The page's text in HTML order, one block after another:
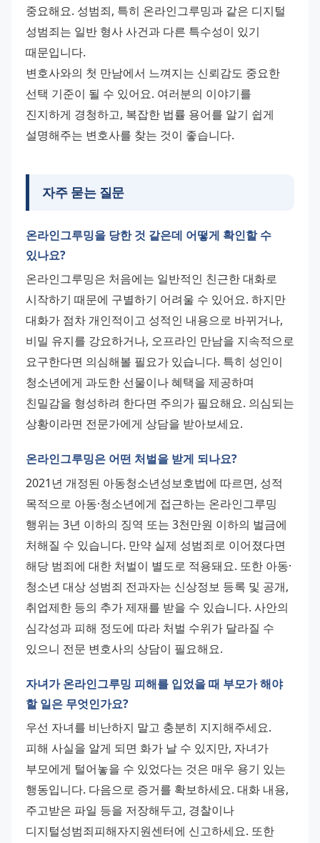
중요해요. 성범죄, 특히 온라인그루밍과 같은 디지털
성범죄는 일반 형사 사건과 다른 특수성이 있기
때문입니다.
변호사와의 첫 만남에서 느껴지는 신뢰감도 중요한
선택 기준이 될 수 있어요. 여러분의 이야기를
진지하게 경청하고, 복잡한 법률 용어를 알기 쉽게
설명해주는 변호사를 찾는 것이 좋습니다.
자주 묻는 질문
온라인그루밍을 당한 것 같은데 어떻게 확인할 수
있나요?
온라인그루밍은 처음에는 일반적인 친근한 대화로
시작하기 때문에 구별하기 어려울 수 있어요. 하지만
대화가 점차 개인적이고 성적인 내용으로 바뀌거나,
비밀 유지를 강요하거나, 오프라인 만남을 지속적으로
요구한다면 의심해볼 필요가 있습니다. 특히 성인이
청소년에게 과도한 선물이나 혜택을 제공하며
친밀감을 형성하려 한다면 주의가 필요해요. 의심되는
상황이라면 전문가에게 상담을 받아보세요.
온라인그루밍은 어떤 처벌을 받게 되나요?
2021년 개정된 아동청소년성보호법에 따르면, 성적
목적으로 아동·청소년에게 접근하는 온라인그루밍
행위는 3년 이하의 징역 또는 3천만원 이하의 벌금에
처해질 수 있습니다. 만약 실제 성범죄로 이어졌다면
해당 범죄에 대한 처벌이 별도로 적용돼요. 또한 아동·
청소년 대상 성범죄 전과자는 신상정보 등록 및 공개,
취업제한 등의 추가 제재를 받을 수 있습니다. 사안의
심각성과 피해 정도에 따라 처벌 수위가 달라질 수
있으니 전문 변호사의 상담이 필요해요.
자녀가 온라인그루밍 피해를 입었을 때 부모가 해야
할 일은 무엇인가요?
우선 자녀를 비난하지 말고 충분히 지지해주세요.
피해 사실을 알게 되면 화가 날 수 있지만, 자녀가
부모에게 털어놓을 수 있었다는 것은 매우 용기 있는
행동입니다. 다음으로 증거를 확보하세요. 대화 내용,
주고받은 파일 등을 저장해두고, 경찰이나
디지털성범죄피해자지원센터에 신고하세요. 또한